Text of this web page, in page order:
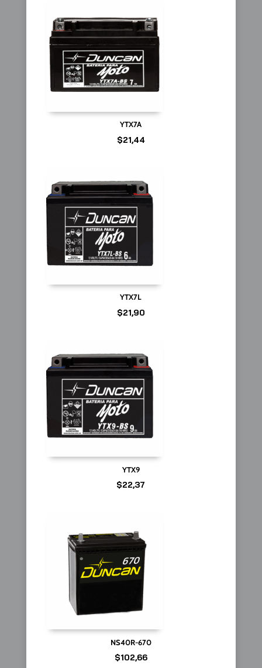
YTX7A
$21,44
YTX7L
$21,90
YTX9
$22,37
NS40R-670
$102,66